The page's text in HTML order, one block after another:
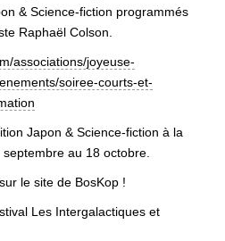
& Science-fiction programmés
Raphaël Colson.
associations/joyeuse-
soiree-courts-et-
Japon & Science-fiction à la
au 18 octobre.
le site de BosKop !
Les Intergalactiques et